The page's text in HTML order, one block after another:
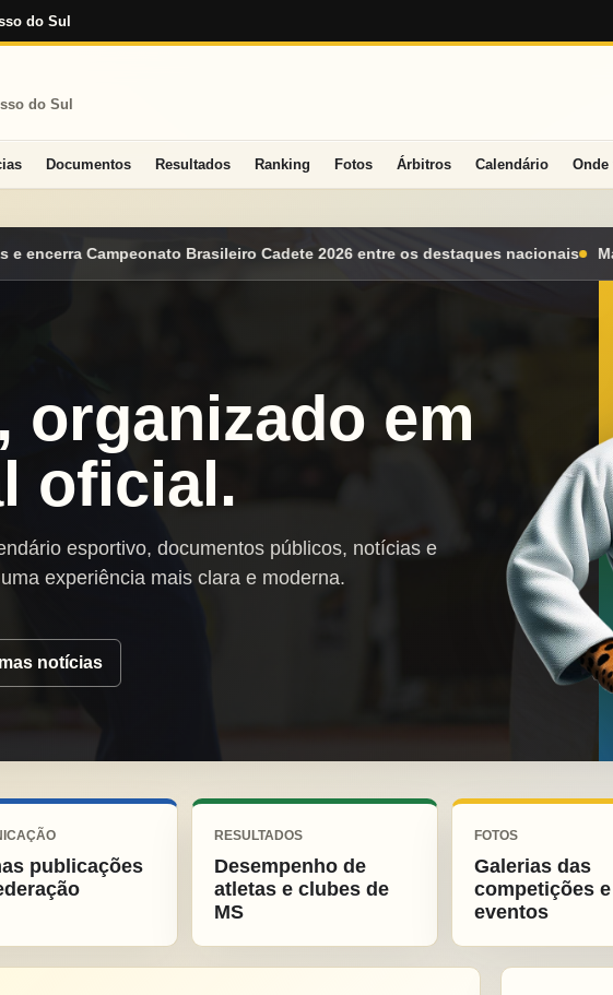
do Sul
do Sul
Documentos Resultados Ranking Fotos Árbitros Calendário Onde
2026 entre os destaques nacionais Mato Grosso do Sul conquista seis
organizado em
oficial.
esportivo, documentos públicos, notícias e
experiência mais clara e moderna.
notícias
publicações
RESULTADOS
Desempenho de
atletas e clubes de
MS
FOTOS
Galerias das
competições e
eventos